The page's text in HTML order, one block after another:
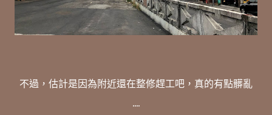
不過，估計是因為附近還在整修趕工吧，真的有點髒亂
....